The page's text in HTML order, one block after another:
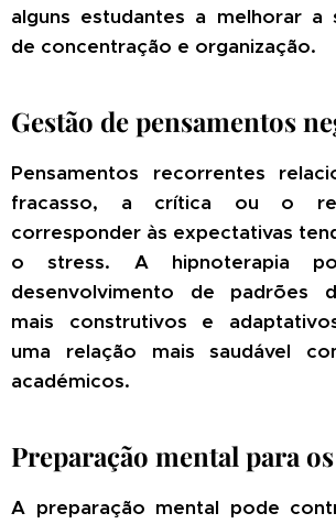
alguns estudantes a melhorar a
de concentração e organização.
Gestão de pensamentos
Pensamentos recorrentes
fracasso, a crítica ou o
corresponder às expectativas
o stress. A hipnoterapia
desenvolvimento de padrões
mais construtivos e
uma relação mais saudável
académicos.
Preparação mental para
A preparação mental pode